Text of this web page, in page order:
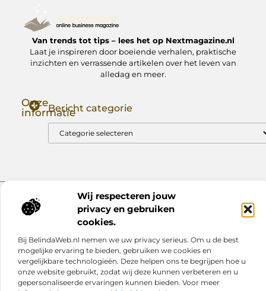
Wij respecteren jouw
privacy en gebruiken
cookies.
Bij BelindaWeb.nl nemen we uw privacy serieus. Om u de best
mogelijke ervaring te bieden, gebruiken we cookies en
vergelijkbare technologieën. Deze helpen ons te begrijpen hoe u
onze website gebruikt, zodat wij deze kunnen verbeteren en u
gepersonaliseerde ervaringen kunnen bieden. Voor meer
Van trends tot tips – lees het op Nextmagazine.nl
Laat je inspireren door boeiende verhalen, praktische
inzichten en verrassende artikelen over het leven van
alledag en meer.
Onze
informatieBericht categorie
Website index
Cookiebeleid (EU)
@2025 www.nextmagazine.nl. All Right Reserved.